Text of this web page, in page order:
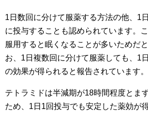
1日数回に分けて服薬する方法の他、1
に投与することも認められています。
服用すると眠くなることが多いためだ
お、1日複数回に分けて服薬しても、1
の効果が得られると報告されています。
テトラミドは半減期が18時間程度とま
ため、1日1回投与でも安定した薬効が